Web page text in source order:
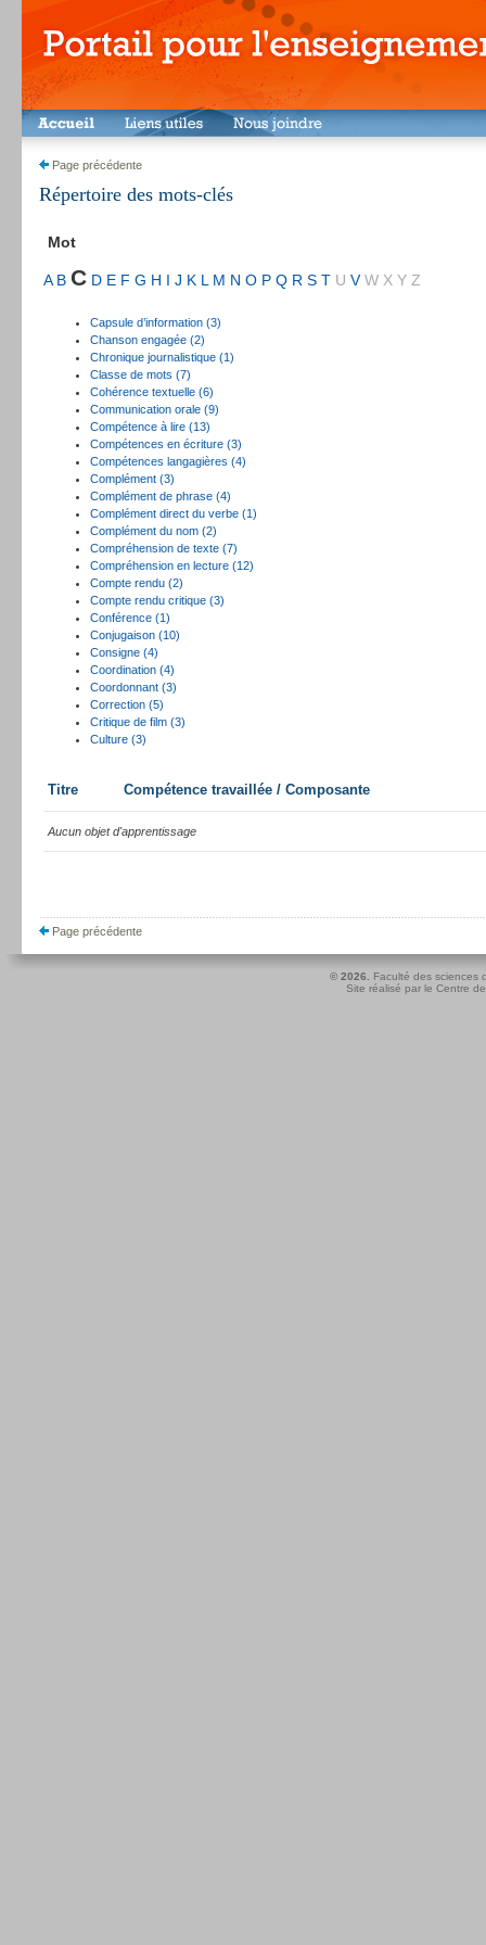
Page précédente
Répertoire des mots-clés
Mot
A B C D E F G H I J K L M N O P Q R S T U V W X Y Z
Capsule d’information (3)
Chanson engagée (2)
Chronique journalistique (1)
Classe de mots (7)
Cohérence textuelle (6)
Communication orale (9)
Compétence à lire (13)
Compétences en écriture (3)
Compétences langagières (4)
Complément (3)
Complément de phrase (4)
Complément direct du verbe (1)
Complément du nom (2)
Compréhension de texte (7)
Compréhension en lecture (12)
Compte rendu (2)
Compte rendu critique (3)
Conférence (1)
Conjugaison (10)
Consigne (4)
Coordination (4)
Coordonnant (3)
Correction (5)
Critique de film (3)
Culture (3)
Titre Compétence travaillée / Composante
Aucun objet d'apprentissage
Page précédente
© 2026.
Faculté des sciences
Site réalisé par le Centre